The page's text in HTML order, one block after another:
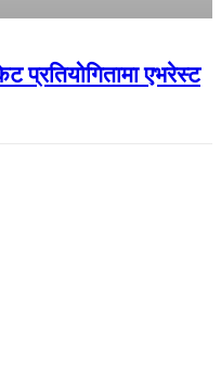
प्रतियोगितामा एभरेस्ट